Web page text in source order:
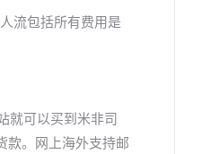
流包括所有费用是
就可以买到米非司
款。网上海外支持邮